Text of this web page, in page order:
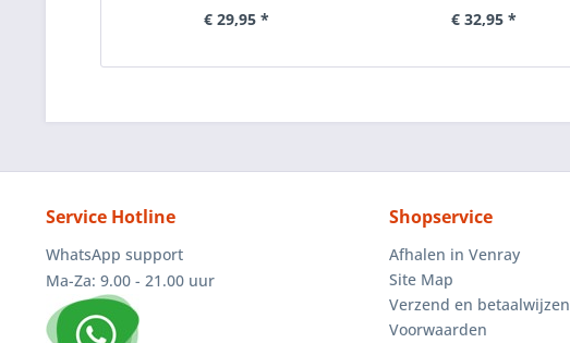
€ 29,95 * € 32,95 *
Service Hotline
WhatsApp support
Ma-Za: 9.00 - 21.00 uur
Shopservice
Afhalen in Venray
Site Map
Verzend en betaalwijzen
Voorwaarden